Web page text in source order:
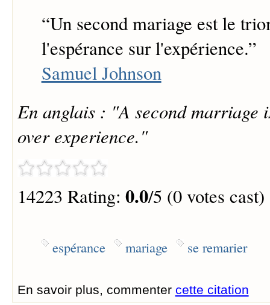
“Un second mariage est le
l'espérance sur l'expérience.”
Samuel Johnson
En anglais : "A second marriage
over experience."
14223 Rating: 0.0/5 (0 votes cast)
espérance mariage se remarier
En savoir plus, commenter cette citation